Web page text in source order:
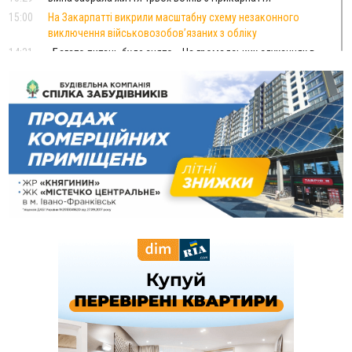
15:00
На Закарпатті викрили масштабну схему незаконного
виключення військовозобов’язаних з обліку
14:31
«Багато питань буде знято». На громадських слуханнях в
Яремче обговорили, як вирішити питання джипінгу в
Карпатах
13:54
5 «тихих» хвороб, які виявляє профілактичне обстеження
13:30
ФОТО На Надрічній тривають останні приготування до
нового руху
12:57
У Франківську зафіксували найбільшу спеку за всю історію
спостережень
12:24
Лікування наркоманії Київ: чому важливо розпочати
терапію якомога раніше
тисяч гривень у валюті, засудили до 5 років
Податкова передасть в Міноборони для "Оберегу" дані про
чоловіків 18–60 років
Водійка, яку на Сухомлинського побив інший керманич,
відмовилася від обвинувачення — справу закрили
У Франківську, Коломиї, Долині та Яремче 6 серпня